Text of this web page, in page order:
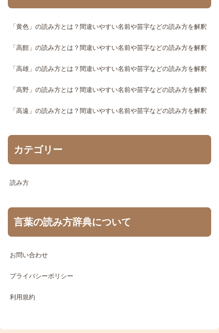
「黄色」の読み方とは？間違いやすい名前や苗字などの読み方を解釈
「高館」の読み方とは？間違いやすい名前や苗字などの読み方を解釈
「高雄」の読み方とは？間違いやすい名前や苗字などの読み方を解釈
「高野」の読み方とは？間違いやすい名前や苗字などの読み方を解釈
「高遠」の読み方とは？間違いやすい名前や苗字などの読み方を解釈
カテゴリー
読み方
言葉の読み方辞典について
お問い合わせ
プライバシーポリシー
利用規約